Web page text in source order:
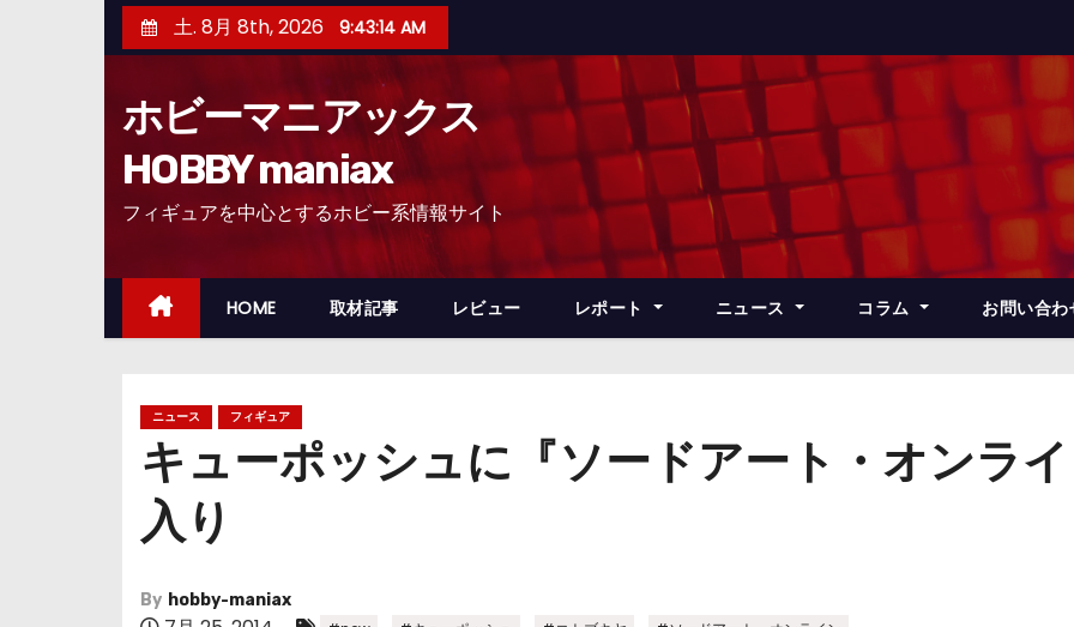
ン
ッ
土. 8月 8th, 2026 9:43:15 AM
ホビーマニアックス
HOBBY maniax
フィギュアを中心とするホビー系情報サイト
HOME 取材記事 レビュー レポート ニュース コラム お問い合わ
ニュース フィギュア
キューポッシュに『ソードアート・オンラ
入り
By hobby-maniax